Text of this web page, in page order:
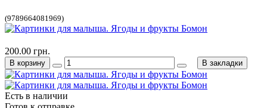
(9789664081969)
Есть в наличии
200.00 грн.
В корзину В закладки